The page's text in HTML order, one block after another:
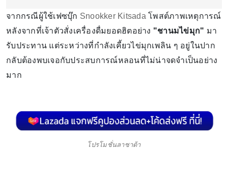
จากกรณีผู้ใช้เฟซบุ๊ก Snookker Kitsada โพสต์ภาพเหตุการณ์
หลังจากที่เจ้าตัวสั่งเครื่องดื่มยอดฮิตอย่าง "ชานมไข่มุก" มา
รับประทาน แต่ระหว่างที่กำลังเคี้ยวไข่มุกเพลิน ๆ อยู่ในปาก
กลับต้องพบเจอกับประสบการณ์หลอนที่ไม่น่าจดจำเป็นอย่าง
มาก
โปรโมชั่นลาซาด้า